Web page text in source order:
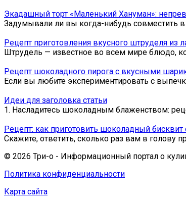
Экадашный торт «Маленький Хануман»:
Задумывали ли вы когда-нибудь совместить
Рецепт приготовления вкусного штруделя из
Штрудель — известное во всем мире блюдо,
Рецепт шоколадного пирога с вкусными
Если вы любите экспериментировать с
Идеи для заголовка статьи
1. Насладитесь шоколадным блаженством:
Рецепт: как приготовить шоколадный
Скажите, ответить, сколько раз вам в голову
© 2026 Три-о - Информационный портал о
Политика конфиденциальности
Карта сайта